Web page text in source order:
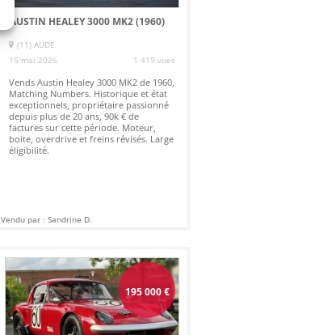
AUSTIN HEALEY 3000 MK2 (1960)
(11) AUDE
15 mai 2026
1 419 vues
Vends Austin Healey 3000 MK2 de 1960,
Matching Numbers. Historique et état
exceptionnels, propriétaire passionné
depuis plus de 20 ans, 90k € de
factures sur cette période. Moteur,
boite, overdrive et freins révisés. Large
éligibilité.
Vendu par : Sandrine D.
195 000€